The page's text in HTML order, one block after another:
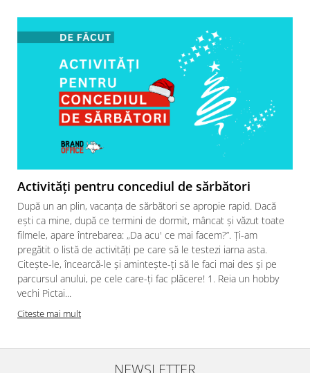
Activități pentru concediul de sărbători
După un an plin, vacanța de sărbători se apropie rapid. Dacă
ești ca mine, după ce termini de dormit, mâncat și văzut toate
filmele, apare întrebarea: „Da acu' ce mai facem?”. Ți-am
pregătit o listă de activități pe care să le testezi iarna asta.
Citește-le, încearcă-le și amintește-ți să le faci mai des și pe
parcursul anului, pe cele care-ți fac plăcere! 1. Reia un hobby
vechi Pictai...
Citeste mai mult
NEWSLETTER